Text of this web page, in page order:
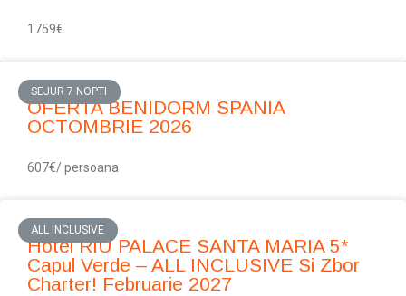
1759€
SEJUR 7 NOPTI
OFERTA BENIDORM SPANIA
OCTOMBRIE 2026
607€/ persoana
ALL INCLUSIVE
Hotel RIU PALACE SANTA MARIA 5*
Capul Verde – ALL INCLUSIVE Si Zbor
Charter! Februarie 2027